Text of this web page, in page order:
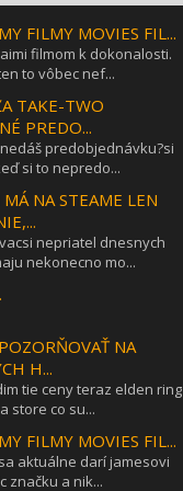
FILMY MOVIES FIL...
filmom k dokonalosti.
to vôbec nef...
TAKE-TWO
PREDO...
predobjednávku?si
si to nepredo...
NA STEAME LEN
nepriatel dnesnych
nekonecno mo...
NA
H...
tie ceny teraz elden ring
store co su...
FILMY MOVIES FIL...
aktuálne darí jamesovi
značku a nik...